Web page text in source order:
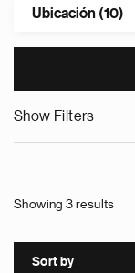
Ubicación (10)
Show Filters
Showing 3 results
Sort by